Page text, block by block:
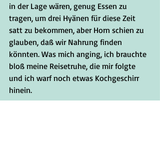
in der Lage wären, genug Essen zu
tragen, um drei Hyänen für diese Zeit
satt zu bekommen, aber Horn schien zu
glauben, daß wir Nahrung finden
könnten. Was mich anging, ich brauchte
bloß meine Reisetruhe, die mir folgte
und ich warf noch etwas Kochgeschirr
hinein.